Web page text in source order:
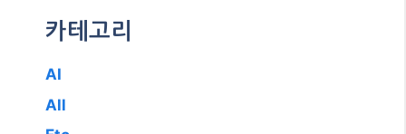
카테고리
AI
All